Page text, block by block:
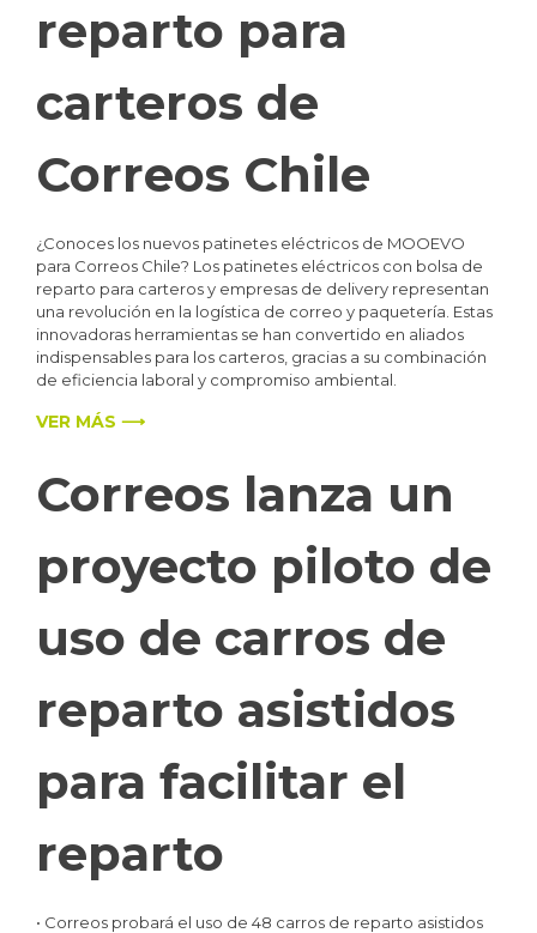
reparto para
carteros de
Correos Chile
¿Conoces los nuevos patinetes eléctricos de MOOEVO
para Correos Chile? Los patinetes eléctricos con bolsa de
reparto para carteros y empresas de delivery representan
una revolución en la logística de correo y paquetería. Estas
innovadoras herramientas se han convertido en aliados
indispensables para los carteros, gracias a su combinación
de eficiencia laboral y compromiso ambiental.
VER MÁS ⟶
Correos lanza un
proyecto piloto de
uso de carros de
reparto asistidos
para facilitar el
reparto
• Correos probará el uso de 48 carros de reparto asistidos